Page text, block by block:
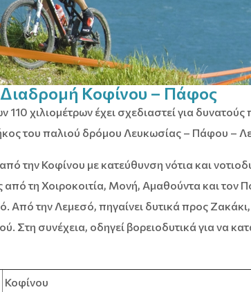
Κοφίνου – Πάφος
110 χιλιομέτρων έχει σχεδιαστεί για
του παλιού δρόμου Λευκωσίας – Πάφου –
την Κοφίνου με κατεύθυνση νότια και
τη Χοιροκοιτία, Μονή, Αμαθούντα και τον
Από την Λεμεσό, πηγαίνει δυτικά προς
Στη συνέχεια, οδηγεί βορειοδυτικά για να
Κοφίνου